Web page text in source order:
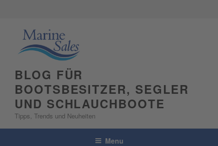
BLOG FÜR
BOOTSBESITZER, SEGLER
UND SCHLAUCHBOOTE
Tipps, Trends und Neuheiten
Menu